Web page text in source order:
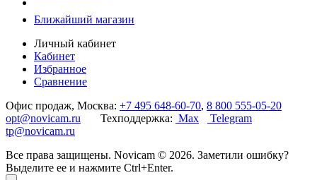
Ближайший магазин
Личный кабинет
Кабинет
Избранное
Сравнение
Офис продаж, Москва: +7 495 648-60-70, 8 800 555-05-20
opt@novicam.ru Техподдержка: Max
Telegram
tp@novicam.ru
Все права защищены. Novicam © 2026. Заметили ошибку?
Выделите ее и нажмите Ctrl+Enter.